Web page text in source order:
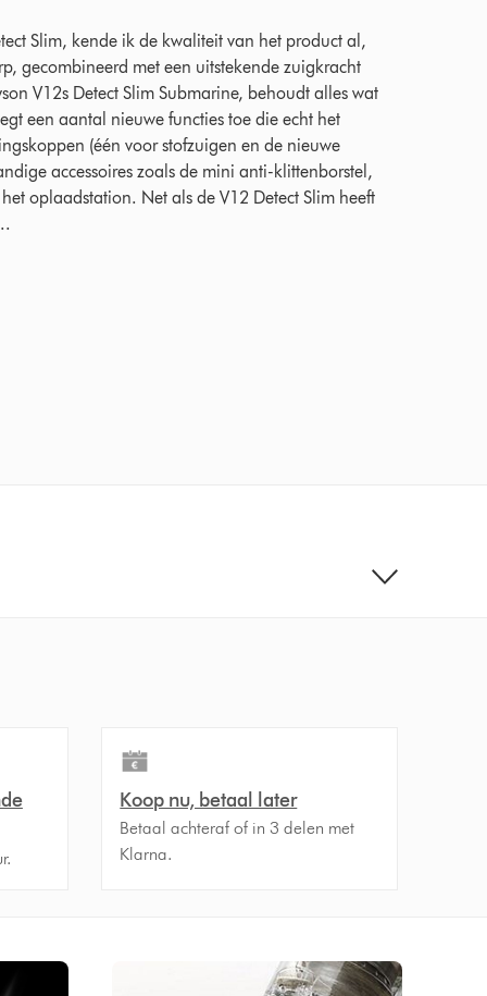
Slim, kende ik de kwaliteit van het product al,
gecombineerd met een uitstekende zuigkracht
V12s Detect Slim Submarine, behoudt alles wat
een aantal nieuwe functies toe die echt het
(één voor stofzuigen en de nieuwe
accessoires zoals de mini anti-klittenborstel,
oplaadstation. Net als de V12 Detect Slim heeft
Koop nu, betaal later
Betaal achteraf of in 3 delen met
Klarna.